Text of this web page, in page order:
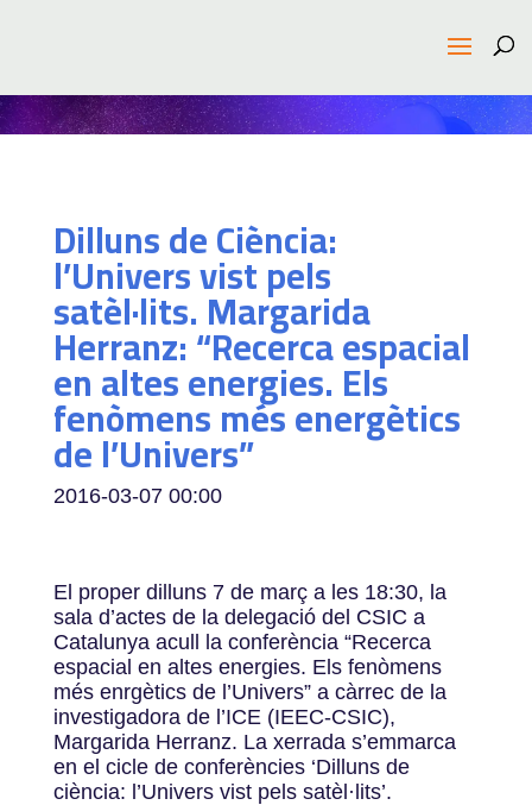
Dilluns de Ciència:
l’Univers vist pels
satèl·lits. Margarida
Herranz: “Recerca espacial
en altes energies. Els
fenòmens més energètics
de l’Univers”
2016-03-07 00:00
El proper dilluns 7 de març a les 18:30, la
sala d’actes de la delegació del CSIC a
Catalunya acull la conferència “Recerca
espacial en altes energies. Els fenòmens
més enrgètics de l’Univers” a càrrec de la
investigadora de l’ICE (IEEC-CSIC),
Margarida Herranz. La xerrada s’emmarca
en el cicle de conferències ‘Dilluns de
ciència: l’Univers vist pels satèl·lits’.